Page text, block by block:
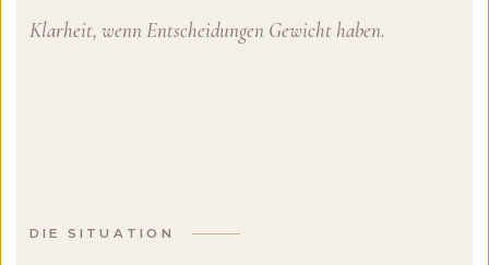
Klarheit, wenn Entscheidungen Gewicht haben.
DIE SITUATION